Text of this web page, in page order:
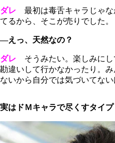
ダレ 最初は毒舌キャラじゃな
てるから、そこが売りでした。
―えっ、天然なの？
ダレ そうみたい。楽しみにし
勘違いして行かなかったり。
ないから自分では気づいてな
実はドＭキャラで尽くすタイプ